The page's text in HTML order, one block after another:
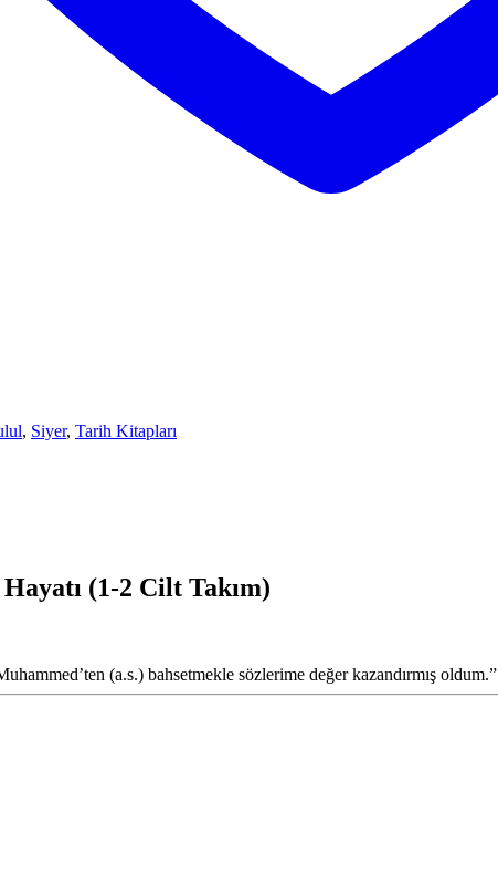
, Siyer, Tarih Kitapları
(1-2 Cilt Takım)
(a.s.) bahsetmekle sözlerime değer kazandırmış oldum.”